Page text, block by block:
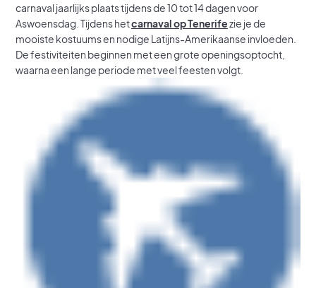
carnaval jaarlijks plaats tijdens de 10 tot 14 dagen voor
Aswoensdag. Tijdens hetcarnaval op Tenerifezie je de
mooiste kostuums en nodige Latijns-Amerikaanse invloeden.
De festiviteiten beginnen met een grote openingsoptocht,
waarna een lange periode met veel feesten volgt.